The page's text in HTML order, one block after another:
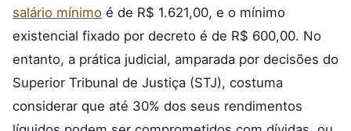
salário mínimo é de R$ 1.621,00, e o mínimo
existencial fixado por decreto é de R$ 600,00. No
entanto, a prática judicial, amparada por decisões do
Superior Tribunal de Justiça (STJ), costuma
considerar que até 30% dos seus rendimentos